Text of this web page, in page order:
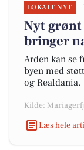
LOKALT NYT
Nyt
bringer
Arden kan se
byen med
og Realdania.
Kilde:
Læs hele